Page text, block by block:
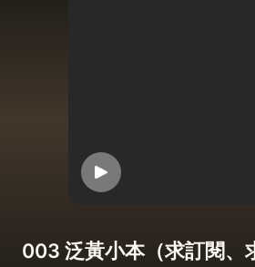
003 泛黃小本（求訂閱、